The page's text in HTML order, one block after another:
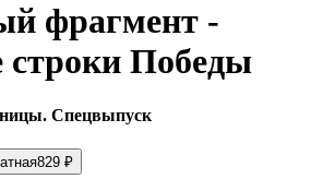
фрагмент -
Победы
Спецвыпуск
829 ₽